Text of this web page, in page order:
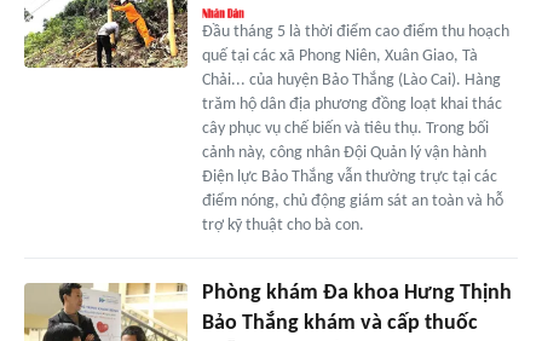
Đầu tháng 5 là thời điểm cao điểm thu hoạch
quế tại các xã Phong Niên, Xuân Giao, Tà
Chải... của huyện Bảo Thắng (Lào Cai). Hàng
trăm hộ dân địa phương đồng loạt khai thác
cây phục vụ chế biến và tiêu thụ. Trong bối
cảnh này, công nhân Đội Quản lý vận hành
Điện lực Bảo Thắng vẫn thường trực tại các
điểm nóng, chủ động giám sát an toàn và hỗ
trợ kỹ thuật cho bà con.
Phòng khám Đa khoa Hưng Thịnh
Bảo Thắng khám và cấp thuốc